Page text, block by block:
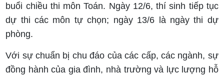
buổi chiều thi môn Toán. Ngày 12/6, thí sinh tiếp tục
dự thi các môn tự chọn; ngày 13/6 là ngày thi dự
phòng.
Với sự chuẩn bị chu đáo của các cấp, các ngành, sự
đồng hành của gia đình, nhà trường và lực lượng hỗ